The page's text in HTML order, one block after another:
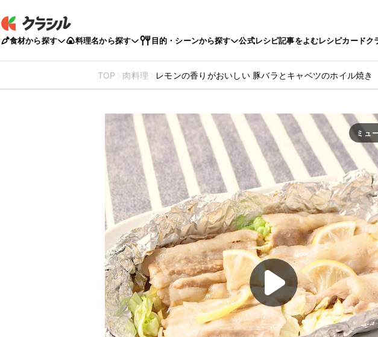
食材から探す 料理名から探す 目的・シーンから探す 公式レシピ記事をよむレシピカードク
TOP 肉料理 レモンの香りがおいしい 豚バラとキャベツのホイル焼き
ミュ